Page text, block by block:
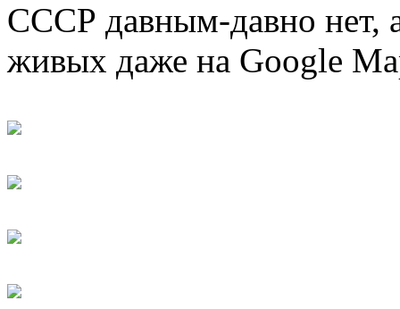
СССР давным-давно нет,
живых даже на Google